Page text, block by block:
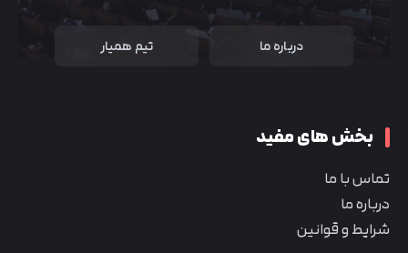
درباره ما تیم همیار
بخش های مفید
تماس با ما
درباره ما
شرایط و قوانین